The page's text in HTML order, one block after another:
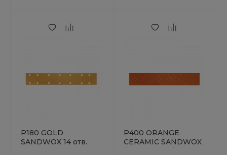
P180 GOLD
SANDWOX 14 отв.
P400 ORANGE
CERAMIC SANDWOX